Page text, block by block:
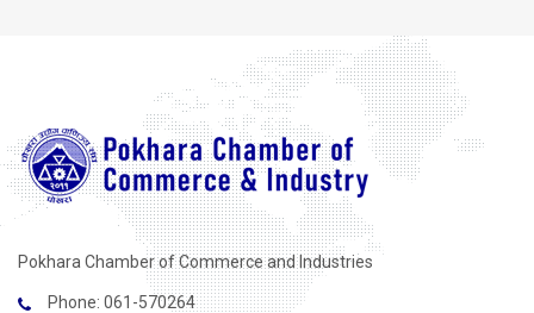
Pokhara Chamber of Commerce and Industries
Phone: 061-570264